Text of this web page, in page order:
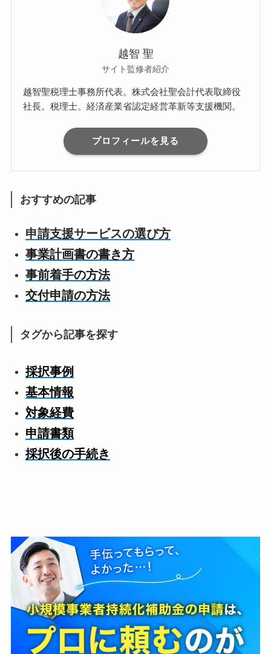
越智 聖
サイト監修者紹介
越智聖税理士事務所代表。株式会社聖会計代表取締役
社長。税理士。経済産業省認定経営革新等支援機関。
プロフィールを見る
おすすめの記事
申請支援サービスの選び方
事業計画書の書き方
事前着手の方法
交付申請の方法
タグから記事を探す
採択事例
基本情報
対象経費
申請書類
採択後の手続き